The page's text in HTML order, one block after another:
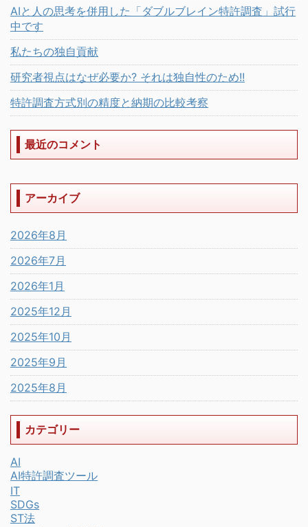
AIと人の思考を併用した「ダブルブレイン特許調査」試行
中です
私たちの独自貢献
研究者視点はなぜ必要か? それは独自性のため!!
特許調査方式別の精度と納期の比較考察
最近のコメント
アーカイブ
2026年8月
2026年7月
2026年1月
2025年12月
2025年10月
2025年9月
2025年8月
カテゴリー
AI
AI特許調査ツール
IT
SDGs
ST法